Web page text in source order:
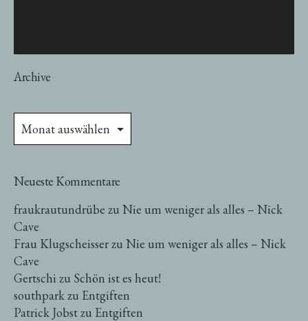
Archive
Neueste Kommentare
fraukrautundrübe zu Nie um weniger als alles – Nick
Cave
Frau Klugscheisserzu Nie um weniger als alles – Nick
Cave
Gertschi zu Schön ist es heut!
southparkzu Entgiften
Patrick Jobstzu Entgiften